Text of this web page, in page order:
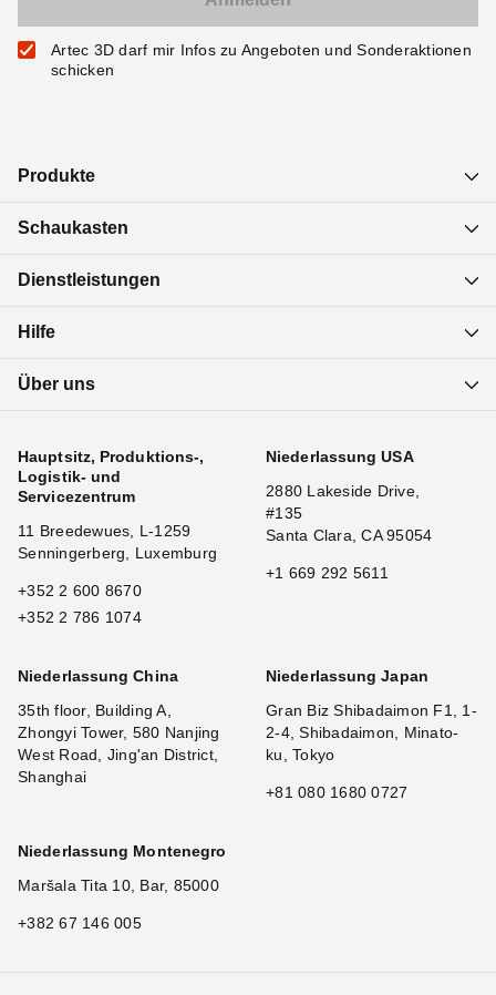
Artec 3D darf mir Infos zu Angeboten und Sonderaktionen
schicken
Produkte
Schaukasten
Dienstleistungen
Hilfe
Über uns
Hauptsitz, Produktions-,
Logistik- und
Servicezentrum
11 Breedewues, L-1259
Senningerberg, Luxemburg
+352 2 600 8670
+352 2 786 1074
Niederlassung USA
2880 Lakeside Drive,
#135
Santa Clara, CA 95054
+1 669 292 5611
Niederlassung China
35th floor, Building A,
Zhongyi Tower, 580 Nanjing
West Road, Jing'an District,
Shanghai
Niederlassung Japan
Gran Biz Shibadaimon F1, 1-
2-4, Shibadaimon, Minato-
ku, Tokyo
+81 080 1680 0727
Niederlassung Montenegro
Maršala Tita 10, Bar, 85000
+382 67 146 005